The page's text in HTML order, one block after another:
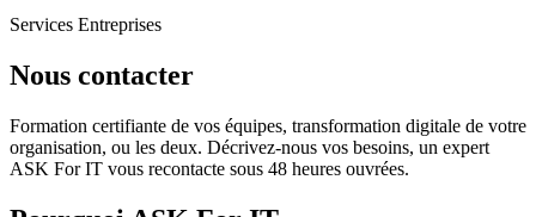
Services Entreprises
Nous contacter
Formation certifiante de vos équipes, transformation digitale de votre
organisation, ou les deux. Décrivez-nous vos besoins, un expert
ASK For IT vous recontacte sous 48 heures ouvrées.